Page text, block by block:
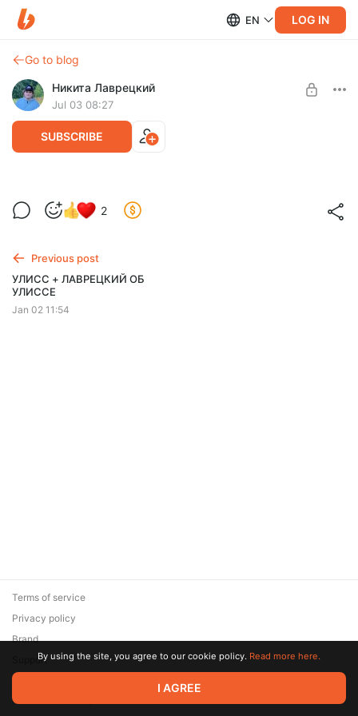
EN LOG IN
Go to blog
Никита Лаврецкий
Jul 03 08:27
SUBSCRIBE
РУСЛАН И ЛЕВ. САГА
«Сначала была написана… КИНОМАНТРА
Потом была снята… СИНЕМАГИЯ
Теперь они генерируют ФИЛЬМТЕЛЛЕКТ»
2
Previous post
УЛИСС + ЛАВРЕЦКИЙ ОБ
УЛИССЕ
Jan 02 11:54
© 2026 Zaya Solutions Limited. All rights reserved. All trademarks
are the property of their respective owners.
Terms of service
Privacy policy
Brand
SupportBy using the site, you agree to our cookie policy. Read more here.
I AGREE